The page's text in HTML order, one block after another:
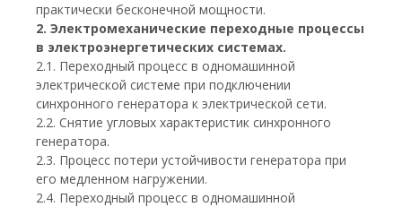
практически бесконечной мощности.
2. Электромеханические переходные процессы
в электроэнергетических системах.
2.1. Переходный процесс в одномашинной
электрической системе при подключении
синхронного генератора к электрической сети.
2.2. Снятие угловых характеристик синхронного
генератора.
2.3. Процесс потери устойчивости генератора при
его медленном нагружении.
2.4. Переходный процесс в одномашинной